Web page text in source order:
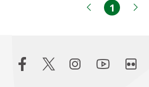
Página
Página
1